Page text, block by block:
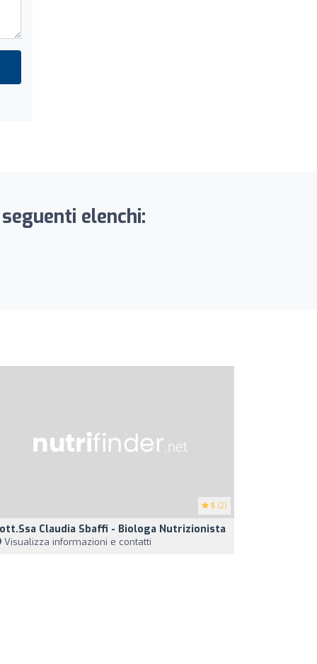
elenchi:
5 (2)
Claudia Sbaffi - Biologa Nutrizionista
Visualizza informazioni e contatti